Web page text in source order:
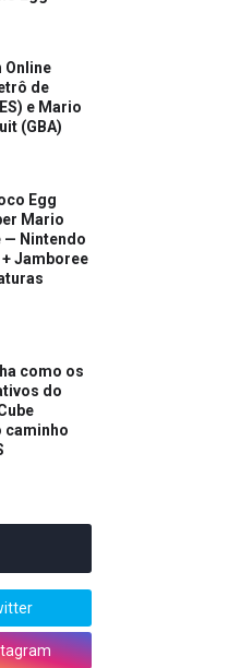
Online
de
e Mario
(GBA)
Egg
Mario
— Nintendo
Jamboree
como os
do
caminho